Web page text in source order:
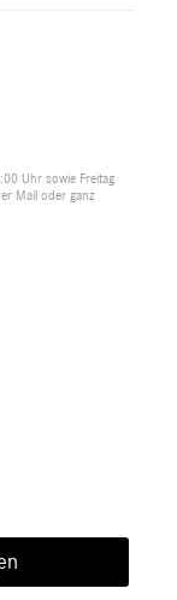
Uhr sowie Freitag
Mail oder ganz